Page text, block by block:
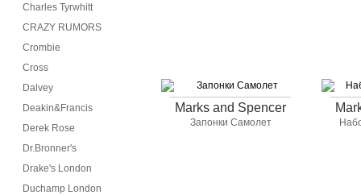
Charles Tyrwhitt
CRAZY RUMORS
Crombie
Cross
Dalvey
Deakin&Francis
Derek Rose
Dr.Bronner's
Drake's London
Duchamp London
Marks and Spencer
Запонки Самолет